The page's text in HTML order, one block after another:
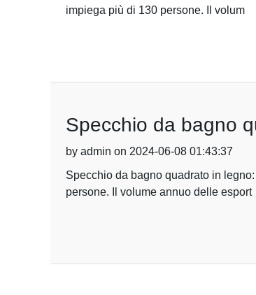
impiega più di 130 persone. Il volum
Specchio da bagno
by admin on 2024-06-08 01:43:37
Specchio da bagno quadrato in
persone. Il volume annuo delle esport